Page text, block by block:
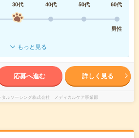
30代 40代 50代
60代
男性
もっと見る
応募へ進む 詳しく見る
タルソーシング株式会社 メディカルケア事業部